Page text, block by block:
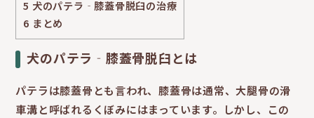
5 犬のパテラ‐膝蓋骨脱臼の治療
6 まとめ
犬のパテラ‐膝蓋骨脱臼とは
パテラは膝蓋骨とも言われ、膝蓋骨は通常、大腿骨の滑
車溝と呼ばれるくぼみにはまっています。しかし、この